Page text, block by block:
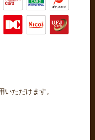
いただけます。